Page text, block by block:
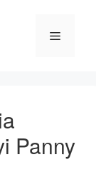
Menu
Panny